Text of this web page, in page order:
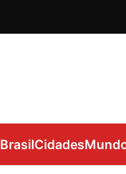
BrasilCidades